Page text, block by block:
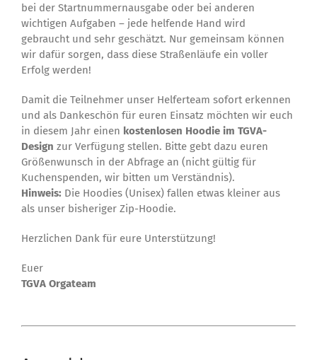
bei der Startnummernausgabe oder bei anderen
wichtigen Aufgaben – jede helfende Hand wird
gebraucht und sehr geschätzt. Nur gemeinsam können
wir dafür sorgen, dass diese Straßenläufe ein voller
Erfolg werden!
Damit die Teilnehmer unser Helferteam sofort erkennen
und als Dankeschön für euren Einsatz möchten wir euch
in diesem Jahr einen kostenlosen Hoodie im TGVA-
Design zur Verfügung stellen. Bitte gebt dazu euren
Größenwunsch in der Abfrage an (nicht gültig für
Kuchenspenden, wir bitten um Verständnis).
Hinweis: Die Hoodies (Unisex) fallen etwas kleiner aus
als unser bisheriger Zip-Hoodie.
Herzlichen Dank für eure Unterstützung!
Euer
TGVA Orgateam